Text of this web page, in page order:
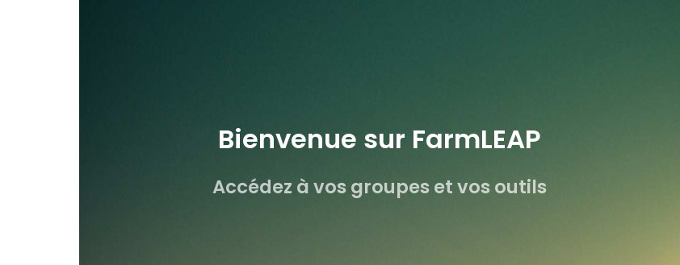
Bienvenue sur FarmLEAP
Accédez à vos groupes et vos outils